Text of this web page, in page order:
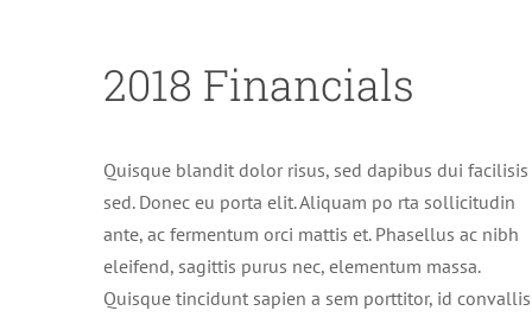
2018 Financials
Quisque blandit dolor risus, sed dapibus dui facilisis
sed. Donec eu porta elit. Aliquam po rta sollicitudin
ante, ac fermentum orci mattis et. Phasellus ac nibh
eleifend, sagittis purus nec, elementum massa.
Quisque tincidunt sapien a sem porttitor, id convallis